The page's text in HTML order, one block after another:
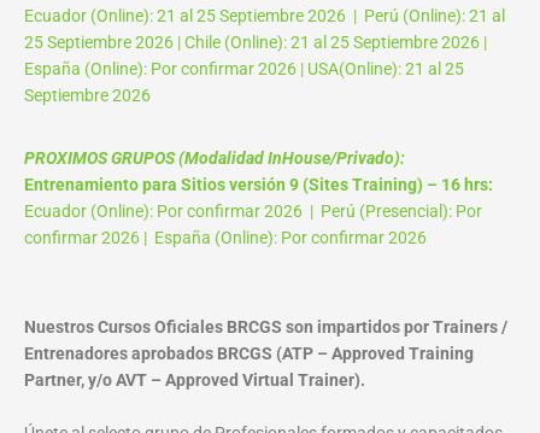
Ecuador (Online): 21 al 25 Septiembre 2026 | Perú (Online): 21 al
25 Septiembre 2026 | Chile (Online): 21 al 25 Septiembre 2026 |
España (Online): Por confirmar 2026 | USA(Online): 21 al 25
Septiembre 2026
PROXIMOS GRUPOS (Modalidad InHouse/Privado):
Entrenamiento para Sitios versión 9 (Sites Training) – 16 hrs:
Ecuador (Online): Por confirmar 2026 | Perú (Presencial): Por
confirmar 2026 | España (Online): Por confirmar 2026
Nuestros Cursos Oficiales BRCGS son impartidos por Trainers /
Entrenadores aprobados BRCGS (ATP – Approved Training
Partner, y/o AVT – Approved Virtual Trainer).